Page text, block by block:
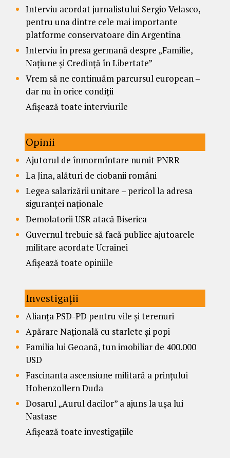
Interviu acordat jurnalistului Sergio Velasco,
pentru una dintre cele mai importante
platforme conservatoare din Argentina
Interviu în presa germană despre „Familie,
Națiune și Credință în Libertate”
Vrem să ne continuăm parcursul european –
dar nu în orice condiții
Afișează toate interviurile
Opinii
Ajutorul de înmormîntare numit PNRR
La Jina, alături de ciobanii români
Legea salarizării unitare – pericol la adresa
siguranței naționale
Demolatorii USR atacă Biserica
Guvernul trebuie să facă publice ajutoarele
militare acordate Ucrainei
Afișează toate opiniile
Investigații
Alianța PSD-PD pentru vile și terenuri
Apărare Națională cu starlete și popi
Familia lui Geoană, tun imobiliar de 400.000
USD
Fascinanta ascensiune militară a prințului
Hohenzollern Duda
Dosarul „Aurul dacilor” a ajuns la ușa lui
Nastase
Afișează toate investigațiile